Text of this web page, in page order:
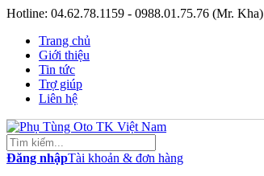
Hotline: 04.62.78.1159 - 0988.01.75.76 (Mr. Kha)
Trang chủ
Giới thiệu
Tin tức
Trợ giúp
Liên hệ
Đăng nhậpTài khoản & đơn hàng